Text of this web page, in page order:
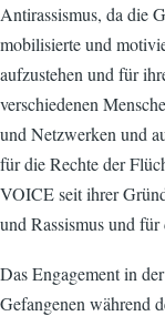
Antirassismus, da die
mobilisierte und
aufzustehen und für
verschiedenen
und Netzwerken und
für die Rechte der
VOICE seit ihrer
und Rassismus und
Das Engagement in
Gefangenen während